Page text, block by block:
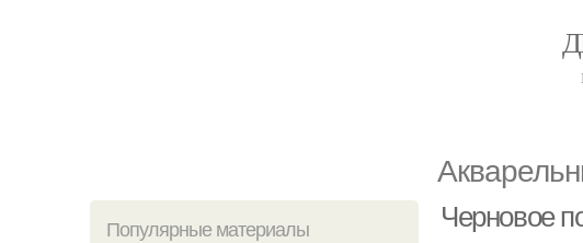
Популярные материалы Черновое